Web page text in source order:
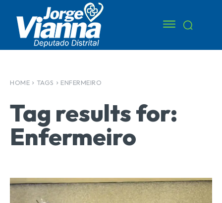
HOME TAGS ENFERMEIRO
Tag results for:
Enfermeiro